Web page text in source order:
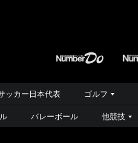
ッカー日本代表 ゴルフ
バレーボール 他競技